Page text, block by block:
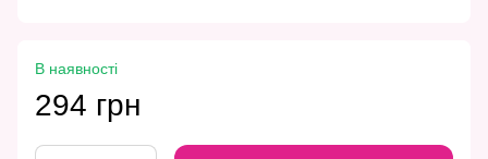
В наявності
294 грн